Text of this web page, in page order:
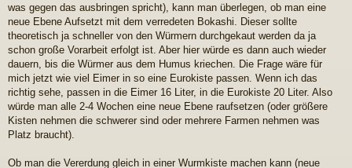
was gegen das ausbringen spricht), kann man überlegen, ob man eine
neue Ebene Aufsetzt mit dem verredeten Bokashi. Dieser sollte
theoretisch ja schneller von den Würmern durchgekaut werden da ja
schon große Vorarbeit erfolgt ist. Aber hier würde es dann auch wieder
dauern, bis die Würmer aus dem Humus kriechen. Die Frage wäre für
mich jetzt wie viel Eimer in so eine Eurokiste passen. Wenn ich das
richtig sehe, passen in die Eimer 16 Liter, in die Eurokiste 20 Liter. Also
würde man alle 2-4 Wochen eine neue Ebene raufsetzen (oder größere
Kisten nehmen die schwerer sind oder mehrere Farmen nehmen was
Platz braucht).
Ob man die Vererdung gleich in einer Wurmkiste machen kann (neue